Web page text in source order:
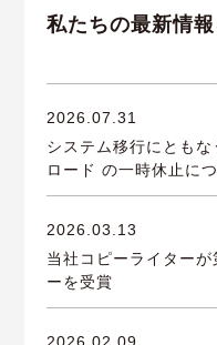
私たちの最新情
2026.07.31
システム移行にとも
ロード の一時休止に
2026.03.13
当社コピーライター
ーを受賞
2026.02.09